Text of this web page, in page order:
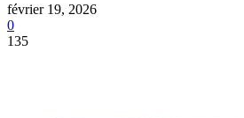
février 19, 2026
0
135